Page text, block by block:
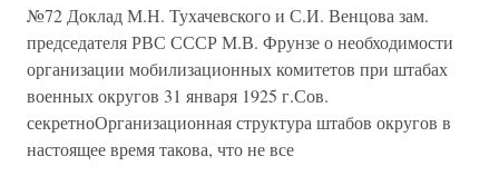
№72 Доклад М.Н. Тухачевского и С.И. Венцова зам.
председателя РВС СССР М.В. Фрунзе о необходимости
организации мобилизационных комитетов при штабах
военных округов 31 января 1925 г.Сов.
секретноОрганизационная структура штабов округов в
настоящее время такова, что не все